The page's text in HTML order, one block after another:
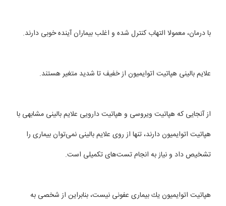
با درمان، معمولا التهاب كنترل شده و اغلب بیماران آینده خوبی دارند.
علایم بالینی هپاتیت اتوایمیون از خفیف تا شدید متغیر هستند.
از آنجایی كه هپاتیت ویروسی و هپاتیت دارویی علایم بالینی مشابهی با
هپاتیت اتوایمیون دارند، تنها از روی علایم بالینی نمی‌توان بیماری را
تشخیص داد و نیاز به انجام تست‌های تكمیلی است.
هپاتیت اتوایمیون یك بیماری عفونی نیست، بنابراین از شخصی به